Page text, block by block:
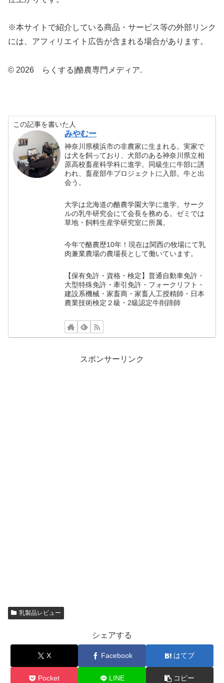
※本サイトで紹介している商品・サービス等の外部リンク
には、アフィリエイト広告が含まれる場合があります。
© 2026 らくする|酪農専門メディア.
この記事を書いた人
みやむー
神奈川県横浜市の非農家に生まれる。実家で
は犬を飼っており、犬部のある神奈川県立相
原高校畜産科学科に進学。同級生に牛部に誘
われ、畜産部牛プロジェクトに入部。牛と出
会う。
大学は北海道の酪農学園大学に進学。サーク
ルの乳牛研究会にて会長を務める。ゼミでは
草地・飼料生産学研究室に所属。
今年で酪農歴10年！現在は関西の牧場にて乳
肉兼業農場の農場長として働いています。
【保有免許・資格・検定】普通自動車免許・
大型特殊免許・牽引免許・フォークリフト・
建設系機械・家畜商・家畜人工授精師・日本
農業技術検定２級・2級認定牛削蹄師
スポンサーリンク
乳製品レビュー
シェアする
X Facebook はてブ
Pocket LINE コピー